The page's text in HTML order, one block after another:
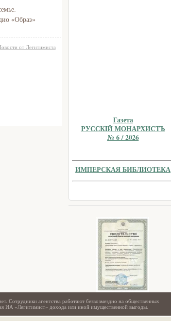
«Образ»
от Легитимиста
Газета
РУССКIЙ МОНАРХИСТЪ
№ 6 / 2026
ИМПЕРСКАЯ БИБЛИОТЕКА
Сотрудники агентства работают безвозмездно на общественных
ИА «Легитимист» дохода или иной имущественной выгоды.